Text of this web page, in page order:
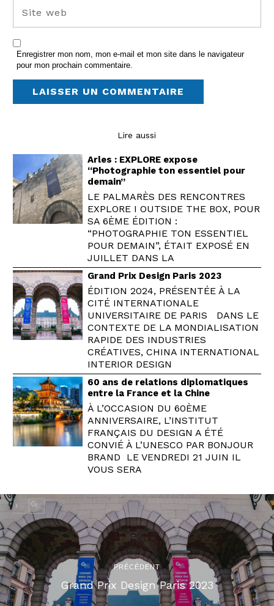
Enregistrer mon nom, mon e-mail et mon site dans le navigateur
pour mon prochain commentaire.
Lire aussi
Arles : EXPLORE expose
“Photographie ton essentiel pour
demain”
LE PALMARÈS DES RENCONTRES
EXPLORE I OUTSIDE THE BOX, POUR
SA 6ÈME ÉDITION :
“PHOTOGRAPHIE TON ESSENTIEL
POUR DEMAIN”, ÉTAIT EXPOSÉ EN
JUILLET DANS LA
Grand Prix Design Paris 2023
ÉDITION 2024, PRÉSENTÉE À LA
CITÉ INTERNATIONALE
UNIVERSITAIRE DE PARIS DANS LE
CONTEXTE DE LA MONDIALISATION
RAPIDE DES INDUSTRIES
CRÉATIVES, CHINA INTERNATIONAL
INTERIOR DESIGN
60 ans de relations diplomatiques
entre la France et la Chine
À L’OCCASION DU 60ÈME
ANNIVERSAIRE, L’INSTITUT
FRANÇAIS DU DESIGN A ÉTÉ
CONVIÉ À L’UNESCO PAR BONJOUR
BRAND LE VENDREDI 21 JUIN IL
VOUS SERA
PRÉCÉDENT
Grand Prix Design Paris 2023